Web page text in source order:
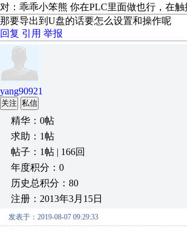
对：乖乖小笨熊 你在PLC里面做也行，在
那要导出到U盘的话要怎么设置和操作呢
回复 引用 举报
yang90921
关注 私信
精华：0帖
求助：1帖
帖子：1帖 | 166回
年度积分：0
历史总积分：80
注册：2013年3月15日
发表于：2019-08-07 09:29:33